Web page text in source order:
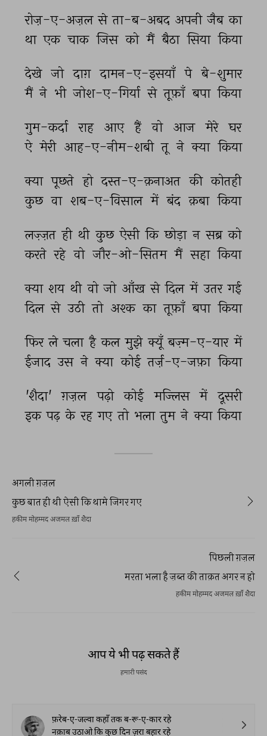
रोज़-ए-अज़ल से ता-ब-अबद अपनी जैब का
था एक चाक जिस को मैं बैठा सिया किया
देखे जो दाग़ दामन-ए-इसयाँ पे बे-शुमार
मैं ने भी जोश-ए-गिर्या से तूफ़ाँ बपा किया
गुम-कर्दा राह आए हैं वो आज मेरे
घर
ऐ मेरी आह-ए-नीम-शबी तू ने क्या किया
क्या पूछते हो दस्त-ए-क़नाअत की कोतही
कुछ वा शब-ए-विसाल में बंद क़बा किया
लज़्ज़त ही थी कुछ ऐसी कि छोड़ा न सब्र को
करते रहे वो जौर-ओ-सितम मैं सहा किया
क्या शय थी वो जो आँख से दिल में उतर गई
दिल से उठी तो अश्क का तूफ़ाँ बपा किया
फिर ले चला है कल मुझे क्यूँ बज़्म-ए-यार में
ईजाद उस ने क्या कोई तर्ज़-ए-जफ़ा किया
'शैदा' ग़ज़ल पढ़ो कोई मज्लिस में दूसरी
इक पढ़ के रह गए तो भला तुम ने क्या किया
अगली ग़ज़ल
कुछ बात ही थी ऐसी कि थामे जिगर गए
हकीम मोहम्मद अजमल ख़ाँ शैदा
पिछली ग़ज़ल
मरता भला है ज़ब्त की ताक़त अगर न हो
हकीम मोहम्मद अजमल ख़ाँ शैदा
आप ये भी पढ़ सकते हैं
हमारी पसंद
फ़रेब-ए-जल्वा कहाँ तक ब-रू-ए-कार रहे
नक़ाब उठाओ कि कुछ दिन ज़रा बहार रहे